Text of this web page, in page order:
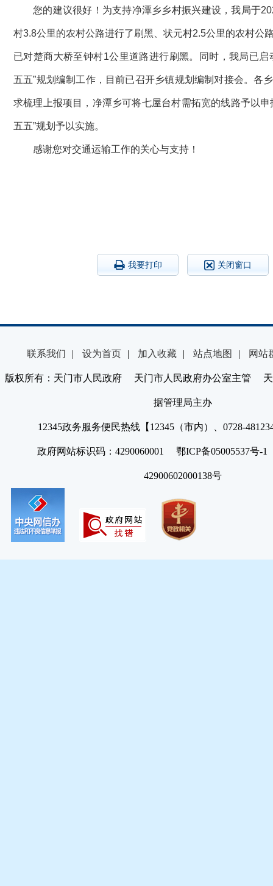
您的建议很好！为支持净潭乡乡村振兴建设，我局于
村3.8公里的农村公路进行了刷黑、状元村2.5公里的农村公
已对楚商大桥至钟村1公里道路进行刷黑。同时，我局已启
五五”规划编制工作，目前已召开乡镇规划编制对接会。各
求梳理上报项目，净潭乡可将七屋台村需拓宽的线路予以申
五五”规划予以实施。
感谢您对交通运输工作的关心与支持！
我要打印 关闭窗口
联系我们 | 设为首页 | 加入收藏 | 站点地图 | 网站
版权所有：天门市人民政府 天门市人民政府办公室主管 天
据管理局主办
12345政务服务便民热线【12345（市内）、0728-
政府网站标识码：4290060001 鄂ICP备05005537号
42900602000138号